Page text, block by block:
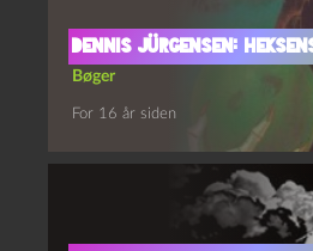
Dennis Jürgensen:
Bøger
For 16 år siden